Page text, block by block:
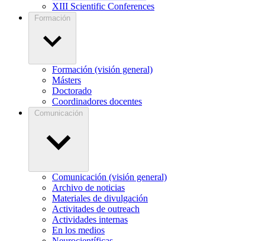
XIII Scientific Conferences
Formación
Formación (visión general)
Másters
Doctorado
Coordinadores docentes
Comunicación
Comunicación (visión general)
Archivo de noticias
Materiales de divulgación
Activitades de outreach
Actividades internas
En los medios